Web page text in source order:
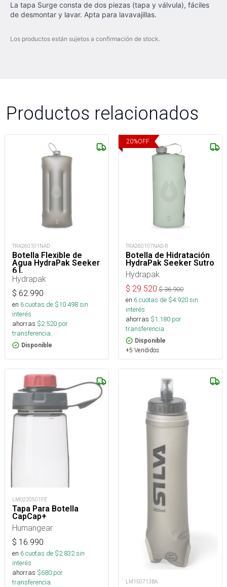
La tapa Surge consta de dos piezas (tapa y válvula), fáciles
de desmontar y lavar. Apta para lavavajillas.
Los productos están sujetos a confirmación de stock.
Productos relacionados
TRA260101NAD
Botella Flexible de
Agua HydraPak Seeker
6 L
Hydrapak
$ 62.990
en 6cuotas de $10.498sin
interés
ahorras $2.520 por
transferencia.
Disponible
20%OFF
TRA260107NAD-R
Botella de Hidratación
HydraPak Seeker Sutro
Hydrapak
$ 29.520 $36.900
en 6cuotas de $4.920sin
interés
ahorras $1.180 por
transferencia.
Disponible
+5 Vendidos
LMO220501FE
Tapa Para Botella
CapCap+
Humangear
$ 16.990
en 6cuotas de $2.832sin
interés
ahorras $680 por
transferencia.
LM150713BA